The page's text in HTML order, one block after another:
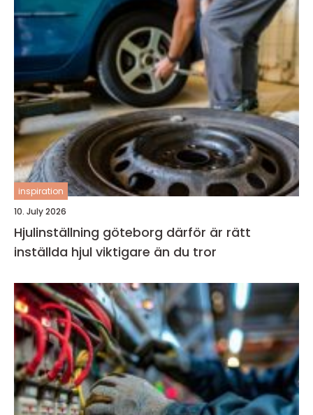
inspiration
10. July 2026
Hjulinställning göteborg därför är rätt
inställda hjul viktigare än du tror